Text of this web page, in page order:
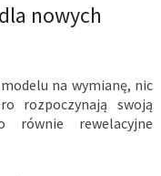
nowych
na wymianę, nic
rozpoczynają swoją
równie rewelacyjne